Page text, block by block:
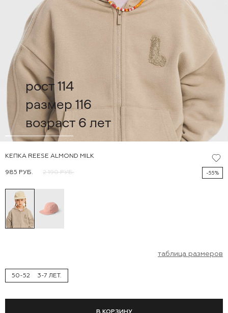
рост 114
размер 116
возраст 6 лет
КЕПКА REESE ALMOND MILK
985 РУБ. 2 190 РУБ. -55%
таблица размеров
50-52 3-7 ЛЕТ.
В КОРЗИНУ